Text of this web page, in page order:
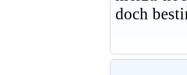
doch